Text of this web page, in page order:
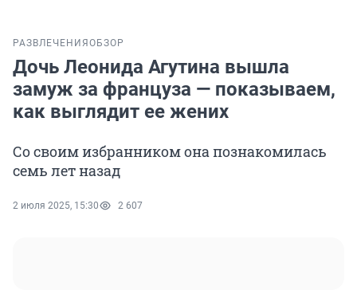
РАЗВЛЕЧЕНИЯ ОБЗОР
Дочь Леонида Агутина вышла
замуж за француза — показываем,
как выглядит ее жених
Со своим избранником она познакомилась
семь лет назад
2 июля 2025, 15:30 2 607